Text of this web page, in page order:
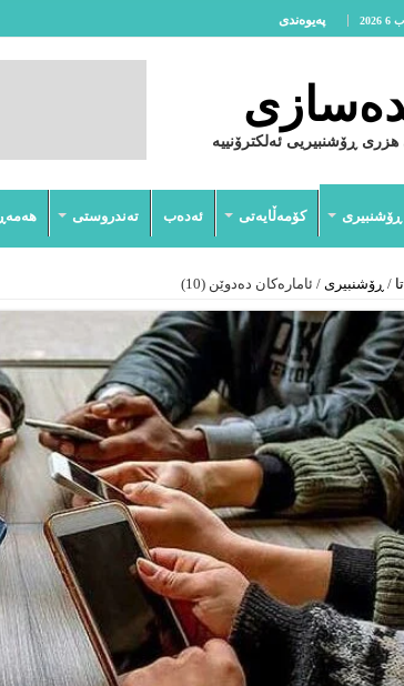
پەیوەندى
ڕۆشنبیریی ئەلکترۆنییە
ڕۆشنبیرى کۆمەڵایەتى ئەدەب تەندروستى
/ ڕۆشنبیرى / ئامارەکان دەدوێن (10)